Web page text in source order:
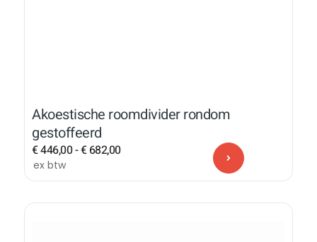
Akoestische roomdivider rondom
gestoffeerd
€446,00-€682,00
ex btw